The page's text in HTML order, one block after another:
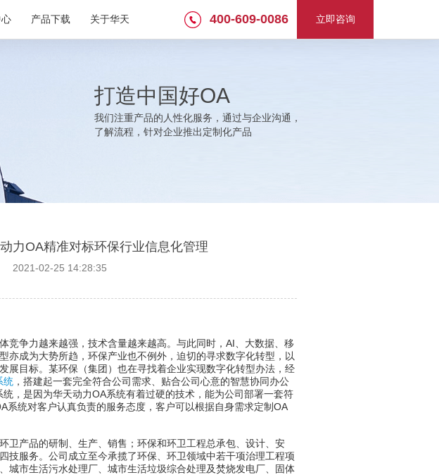
产品下载 关于华天 400-609-0086 立即咨询
打造中国好OA
我们注重产品的人性化服务，通过与企业沟通，
了解流程，针对企业推出定制化产品
力OA精准对标环保行业信息化管理
2021-02-25 14:28:35
争力越来越强，技术含量越来越高。与此同时，AI、大数据、移
亦成为大势所趋，环保产业也不例外，迫切的寻求数字化转型，以
展目标。某环保（集团）也在寻找着企业实现数字化转型办法，经
统 ，搭建起一套完全符合公司需求、贴合公司心意的智慧协同办公
，是因为华天动力OA系统有着过硬的技术，能为公司部署一套符
系统对客户认真负责的服务态度，客户可以根据自身需求定制OA
产品的研制、生产、销售；环保和环卫工程总承包、设计、安
技服务。公司成立至今承揽了环保、环卫领域中若干项治理工程项
城市生活污水处理厂、城市生活垃圾综合处理及焚烧发电厂、固体